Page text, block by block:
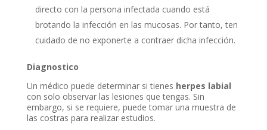
directo con la persona infectada cuando está
brotando la infección en las mucosas. Por tanto, ten
cuidado de no exponerte a contraer dicha infección.
Diagnostico
Un médico puede determinar si tienes herpes labial
con solo observar las lesiones que tengas. Sin
embargo, si se requiere, puede tomar una muestra de
las costras para realizar estudios.